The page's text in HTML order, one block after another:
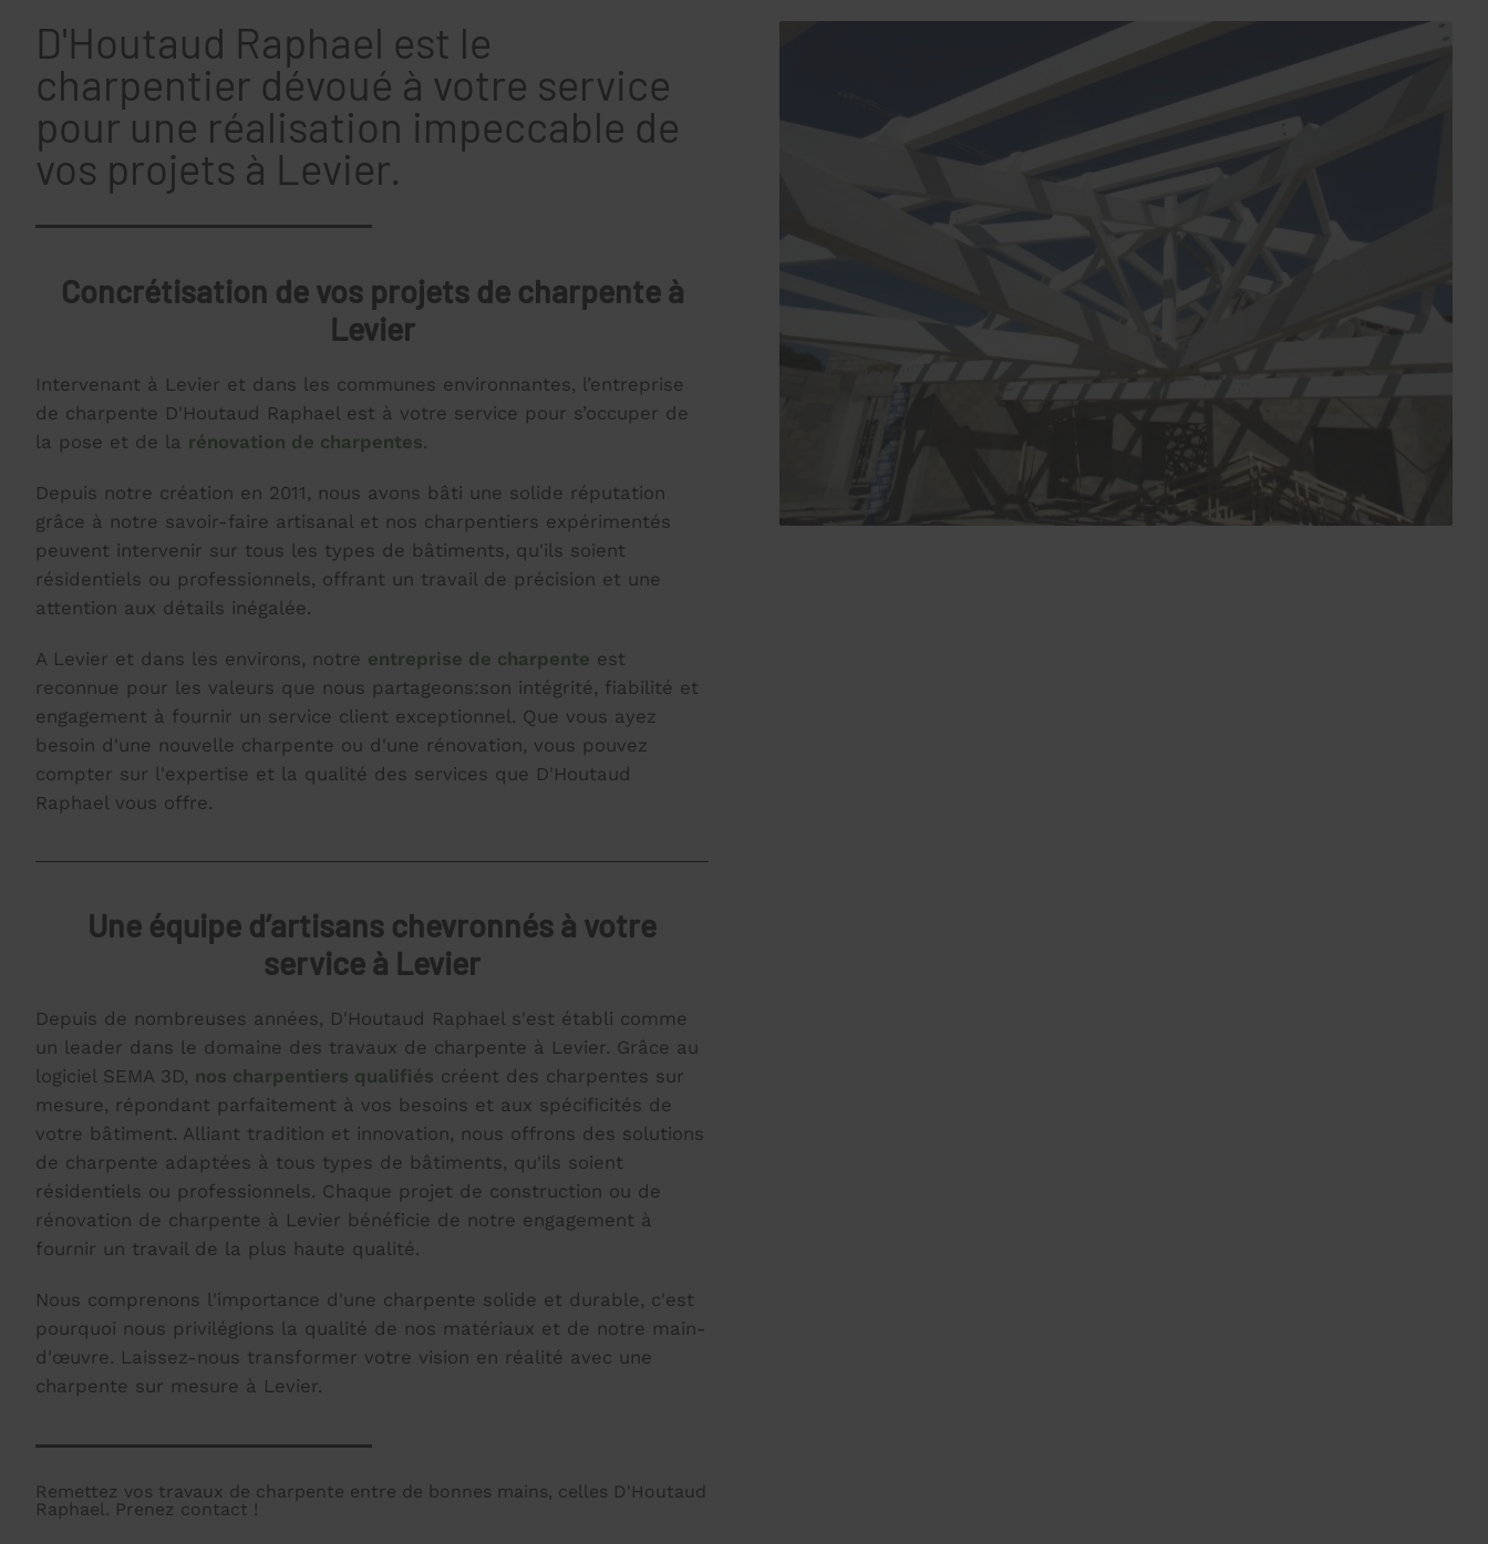
D'Houtaud Raphael est le
charpentier dévoué à votre service
pour une réalisation impeccable de
vos projets à Levier.
Concrétisation de vos projets de charpente à
Levier
Intervenant à Levier et dans les communes environnantes, l’entreprise
de charpente D'Houtaud Raphael est à votre service pour s’occuper de
la pose et de la rénovation de charpentes.
Depuis notre création en 2011, nous avons bâti une solide réputation
grâce à notre savoir-faire artisanal et nos charpentiers expérimentés
peuvent intervenir sur tous les types de bâtiments, qu'ils soient
résidentiels ou professionnels, offrant un travail de précision et une
attention aux détails inégalée.
A Levier et dans les environs, notre entreprise de charpente est
reconnue pour les valeurs que nous partageons:son intégrité, fiabilité et
engagement à fournir un service client exceptionnel. Que vous ayez
besoin d'une nouvelle charpente ou d'une rénovation, vous pouvez
compter sur l'expertise et la qualité des services que D'Houtaud
Raphael vous offre.
Une équipe d’artisans chevronnés à votre
service à Levier
Depuis de nombreuses années, D'Houtaud Raphael s'est établi comme
un leader dans le domaine des travaux de charpente à Levier. Grâce au
logiciel SEMA 3D, nos charpentiers qualifiés créent des charpentes sur
mesure, répondant parfaitement à vos besoins et aux spécificités de
votre bâtiment. Alliant tradition et innovation, nous offrons des solutions
de charpente adaptées à tous types de bâtiments, qu'ils soient
résidentiels ou professionnels. Chaque projet de construction ou de
rénovation de charpente à Levier bénéficie de notre engagement à
fournir un travail de la plus haute qualité.
Nous comprenons l'importance d'une charpente solide et durable, c'est
pourquoi nous privilégions la qualité de nos matériaux et de notre main-
d'œuvre. Laissez-nous transformer votre vision en réalité avec une
charpente sur mesure à Levier.
Remettez vos travaux de charpente entre de bonnes mains, celles D'Houtaud
Raphael. Prenez contact !